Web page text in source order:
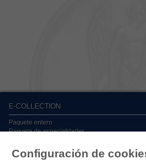
Configuración de
E-COLLECTION
Paquete entero
Paquete de especialidades
Facilitación de E-Books
Preguntas mas frequentes(FAQ)